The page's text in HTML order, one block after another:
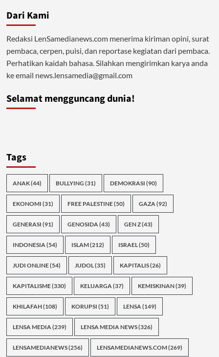
Dari Kami
Redaksi LenSamedianews.com menerima kiriman opini, surat
pembaca, cerpen, puisi, dan reportase kegiatan dari pembaca.
Perhatikan kaidah bahasa. Silahkan mengirimkan karya anda
ke email news.lensamedia@gmail.com
Selamat mengguncang dunia!
Tags
ANAK(44) BULLYING (31) DEMOKRASI (90)
EKONOMI (31) FREE PALESTINE(50) GAZA(92)
GENERASI (91) GENOSIDA(43) GEN Z(43)
INDONESIA(54) ISLAM(212) ISRAEL(50)
JUDI ONLINE(54) JUDOL(35) KAPITALIS(26)
KAPITALISME(330) KELUARGA(37) KEMISKINAN(39)
KHILAFAH(108) KORUPSI (51) LENSA(149)
LENSA MEDIA(239) LENSA MEDIA NEWS(326)
LENSAMEDIANEWS(256) LENSAMEDIANEWS.COM(269)